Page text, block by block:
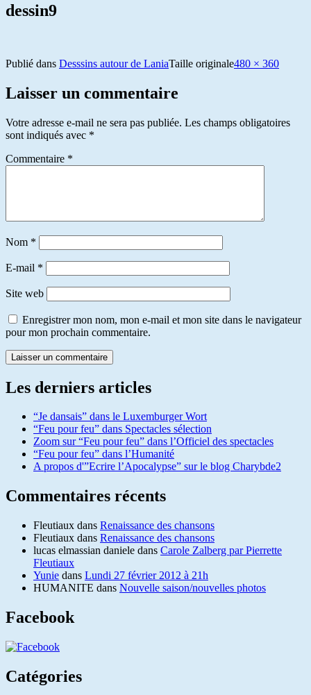
dessin9
Publié dans Desssins autour de LaniaTaille originale480 × 360
Laisser un commentaire
Votre adresse e-mail ne sera pas publiée. Les champs obligatoires
sont indiqués avec *
Commentaire *
Nom *
E-mail *
Site web
Enregistrer mon nom, mon e-mail et mon site dans le navigateur
pour mon prochain commentaire.
Les derniers articles
“Je dansais” dans le Luxemburger Wort
“Feu pour feu” dans Spectacles sélection
Zoom sur “Feu pour feu” dans l’Officiel des spectacles
“Feu pour feu” dans l’Humanité
A propos d'”Ecrire l’Apocalypse” sur le blog Charybde2
Commentaires récents
Fleutiaux dans Renaissance des chansons
Fleutiaux dans Renaissance des chansons
lucas elmassian daniele dans Carole Zalberg par Pierrette
Fleutiaux
Yunie dans Lundi 27 février 2012 à 21h
HUMANITE dans Nouvelle saison/nouvelles photos
Facebook
Catégories